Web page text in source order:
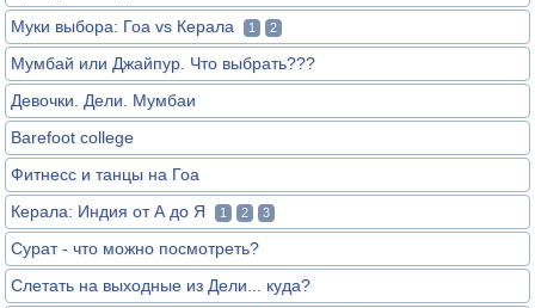
Муки выбора: Гоа vs Керала
1 2
Мумбай или Джайпур. Что выбрать???
Девочки. Дели. Мумбаи
Barefoot college
Фитнесс и танцы на Гоа
Керала: Индия от А до Я
1 2 3
Сурат - что можно посмотреть?
Слетать на выходные из Дели... куда?